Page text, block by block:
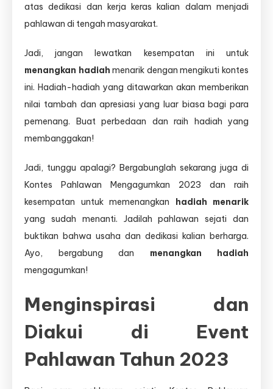
atas dedikasi dan kerja keras kalian dalam menjadi
pahlawan di tengah masyarakat.
Jadi, jangan lewatkan kesempatan ini untuk
menangkan hadiah menarik dengan mengikuti kontes
ini. Hadiah-hadiah yang ditawarkan akan memberikan
nilai tambah dan apresiasi yang luar biasa bagi para
pemenang. Buat perbedaan dan raih hadiah yang
membanggakan!
Jadi, tunggu apalagi? Bergabunglah sekarang juga di
Kontes Pahlawan Mengagumkan 2023 dan raih
kesempatan untuk memenangkan hadiah menarik
yang sudah menanti. Jadilah pahlawan sejati dan
buktikan bahwa usaha dan dedikasi kalian berharga.
Ayo, bergabung dan menangkan hadiah
mengagumkan!
Menginspirasi dan
Diakui di Event
Pahlawan Tahun 2023